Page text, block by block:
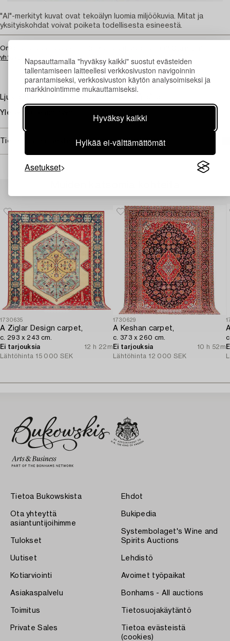
Napsauttamalla "hyväksy kaikki" suostut evästeiden
tallentamiseen laitteellesi verkkosivuston navigoinnin
parantamiseksi, verkkosivuston käytön analysoimiseksi ja
markkinointimme mukauttamiseksi.
Hyväksy kaikki
Hylkää ei-välttämättömät
Asetukset
Onko sinulla vastaava esine jonka haluat arvioituttaa?
yhteyttä
Ljus botten, gul medaljong. Röd och blå bård.
Yleisvaikutelma hyvä.
Tietoa ostamisesta
"AI"-merkityt kuvat ovat tekoälyn luomia miljöökuvia. Mitat ja
yksityiskohdat voivat poiketa todellisesta esineestä.
1730635
A Ziglar Design carpet,
c. 293 x 243 cm.
Ei tarjouksia
12 h 22m
Lähtöhinta 15 000 SEK
1730629
A Keshan carpet,
c. 373 x 260 cm.
Ei tarjouksia
10 h 52m
Lähtöhinta 12 000 SEK
Tietoa Bukowskista
Ota yhteyttä
asiantuntijoihimme
Tulokset
Uutiset
Kotiarviointi
Asiakaspalvelu
Toimitus
Private Sales
Ehdot
Bukipedia
Systembolaget's Wine and
Spirits Auctions
Lehdistö
Avoimet työpaikat
Bonhams - All auctions
Tietosuojakäytäntö
Tietoa evästeistä
(cookies)